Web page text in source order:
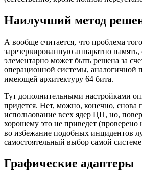
Наилучший метод
А вообще считается, что проблема
зарезервированную аппаратно
элементарно может быть решена за
операционной системы, аналогичной
имеющей архитектуру 64 бита.
Тут дополнительными настройками
придется. Нет, можно, конечно, снова
использование всех ядер ЦП, но,
хорошему это не приведет (проверено
во избежание подобных инцидентов
самостоятельный выбор самой
Графические адаптеры